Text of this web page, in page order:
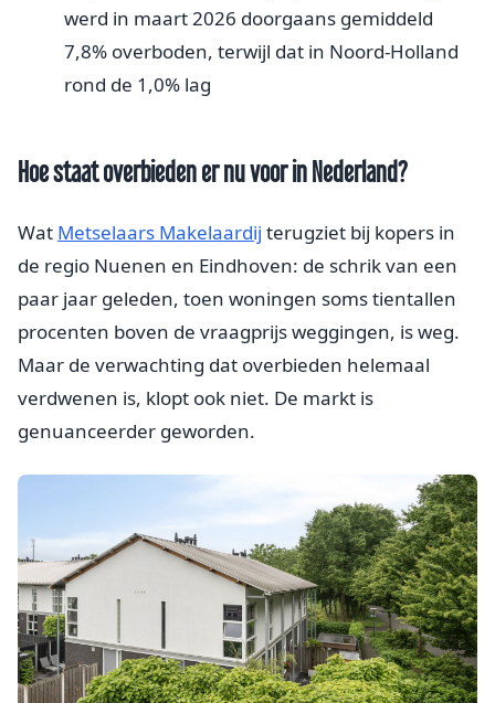
werd in maart 2026 doorgaans gemiddeld
7,8% overboden, terwijl dat in Noord-Holland
rond de 1,0% lag
Hoe staat overbieden er nu voor in Nederland?
Wat Metselaars Makelaardij terugziet bij kopers in
de regio Nuenen en Eindhoven: de schrik van een
paar jaar geleden, toen woningen soms tientallen
procenten boven de vraagprijs weggingen, is weg.
Maar de verwachting dat overbieden helemaal
verdwenen is, klopt ook niet. De markt is
genuanceerder geworden.